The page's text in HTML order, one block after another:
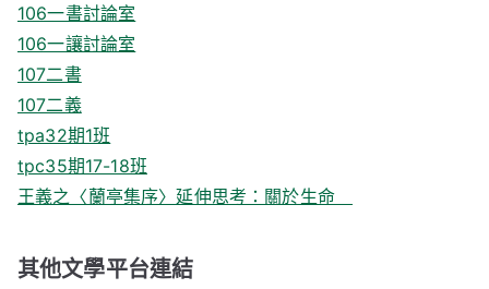
106一書討論室
106一讓討論室
107二書
107二義
tpa32期1班
tpc35期17-18班
王義之〈蘭亭集序〉延伸思考：關於生命
其他文學平台連結